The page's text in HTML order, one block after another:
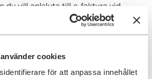
cookies
för att anpassa innehållet
du vill anlsluta till e-faktura vid
första hyresbetalning.
din hyresavisering kontakta vår